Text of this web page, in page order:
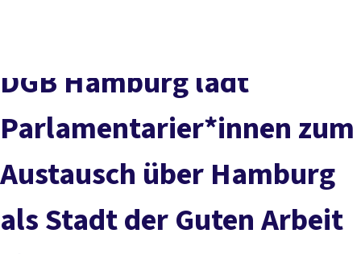
Service
DGB Hamburg lädt
Parlamentarier*innen zum
Austausch über Hamburg
als Stadt der Guten Arbeit